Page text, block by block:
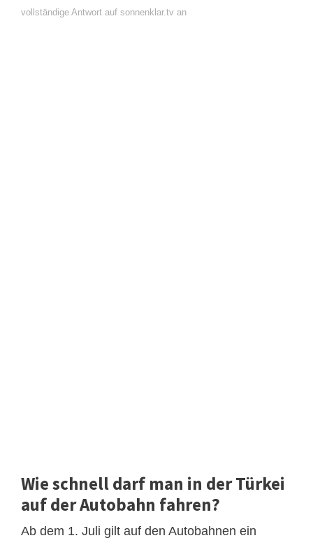
vollständige Antwort auf sonnenklar.tv an
Wie schnell darf man in der Türkei
auf der Autobahn fahren?
Ab dem 1. Juli gilt auf den Autobahnen ein